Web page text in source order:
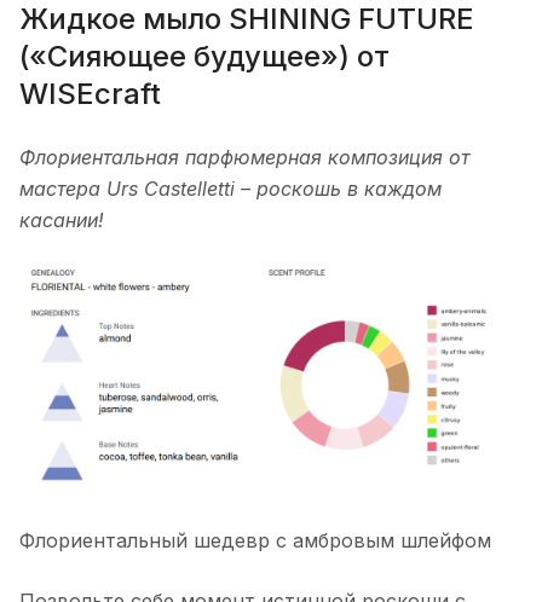
Жидкое мыло SHINING FUTURE
(«Сияющее будущее») от
WISEcraft
Флориентальная парфюмерная композиция от
мастера Urs Castelletti – роскошь в каждом
касании!
Флориентальный шедевр с амбровым шлейфом